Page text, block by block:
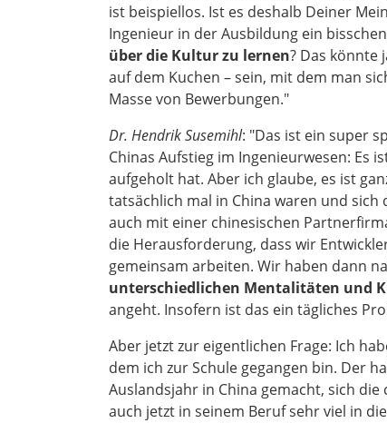
ist beispiellos. Ist es deshalb Deiner
Ingenieur in der Ausbildung ein bisschen
über die Kultur zu lernen? Das könnte
auf dem Kuchen – sein, mit dem man
Masse von Bewerbungen."
Dr. Hendrik Susemihl: "Das ist ein super
Chinas Aufstieg im Ingenieurwesen: Es
aufgeholt hat. Aber ich glaube, es ist
tatsächlich mal in China waren und
auch mit einer chinesischen
die Herausforderung, dass wir
gemeinsam arbeiten. Wir haben dann
unterschiedlichen Mentalitäten und
angeht. Insofern ist das ein tägliches
Aber jetzt zur eigentlichen Frage: Ich
dem ich zur Schule gegangen bin. Der
Auslandsjahr in China gemacht, sich
auch jetzt in seinem Beruf sehr viel in